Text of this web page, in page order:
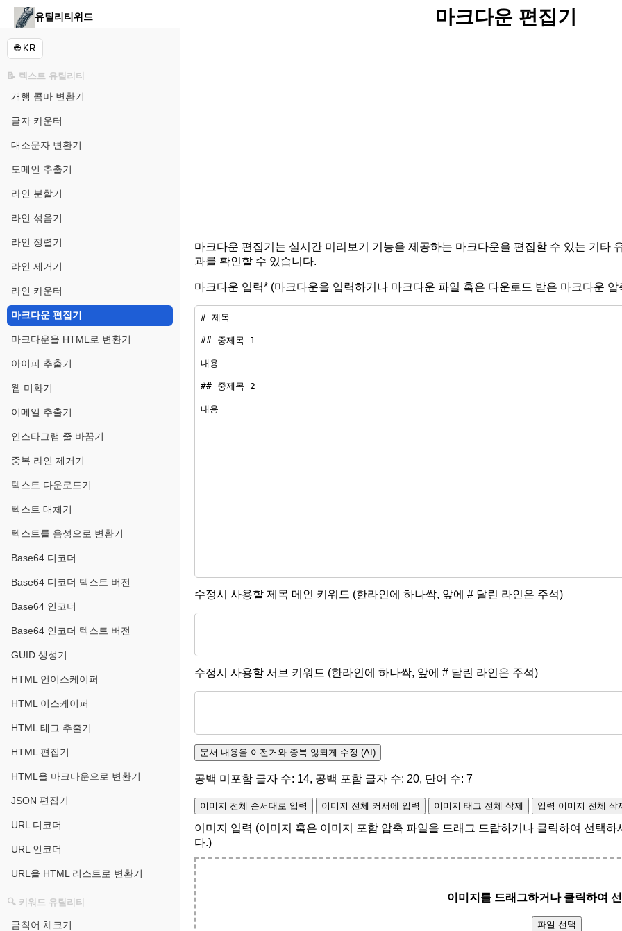
유틸리티위드 마크다운 편집기
🌐 KR
📝 텍스트 유틸리티
개행 콤마 변환기
글자 카운터
대소문자 변환기
도메인 추출기
라인 분할기
라인 섞음기
라인 정렬기
라인 제거기
라인 카운터
마크다운 편집기
마크다운을 HTML로 변환기
아이피 추출기
웹 미화기
이메일 추출기
인스타그램 줄 바꿈기
중복 라인 제거기
텍스트 다운로드기
텍스트 대체기
텍스트를 음성으로 변환기
Base64 디코더
Base64 디코더 텍스트 버전
Base64 인코더
Base64 인코더 텍스트 버전
GUID 생성기
HTML 언이스케이퍼
HTML 이스케이퍼
HTML 태그 추출기
HTML 편집기
HTML을 마크다운으로 변환기
JSON 편집기
URL 디코더
URL 인코더
URL을 HTML 리스트로 변환기
🔍 키워드 유틸리티
금칙어 체크기
마크다운 편집기는 실시간 미리보기 기능을 제공하는 마크다운을 편집할 수 있는 기타
과를 확인할 수 있습니다.
마크다운 입력* (마크다운을 입력하거나 마크다운 파일 혹은 다운로드 받은 마크다운
수정시 사용할 제목 메인 키워드 (한라인에 하나싹, 앞에 # 달린 라인은 주석)
수정시 사용할 서브 키워드 (한라인에 하나싹, 앞에 # 달린 라인은 주석)
문서 내용을 이전거와 중복 않되게 수정 (AI)
공백 미포함 글자 수: 14, 공백 포함 글자 수: 20, 단어 수: 7
이미지 전체 순서대로 입력 이미지 전체 커서에 입력 이미지 태그 전체 삭제 입력 이미지 전체 삭
이미지 입력 (이미지 혹은 이미지 포함 압축 파일을 드래그 드랍하거나 클릭하여 선택
다.)
이미지를 드래그하거나 클릭하여
파일 선택